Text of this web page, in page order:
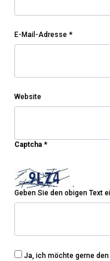
E-Mail-Adresse *
Website
Captcha *
Geben Sie den obigen Text
Ja, ich möchte gerne